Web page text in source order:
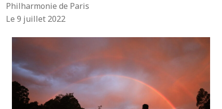
Philharmonie de Paris
Le 9 juillet 2022